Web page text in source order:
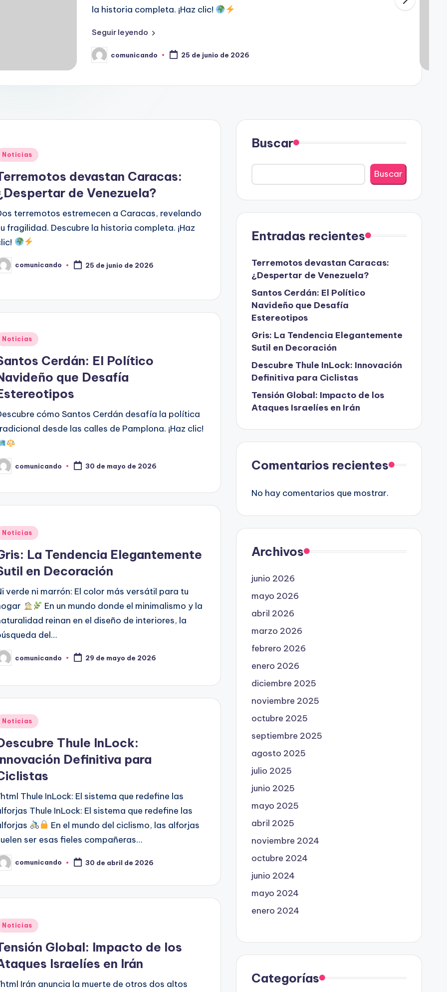
la historia completa. ¡Haz clic!
Seguir leyendo
Publicado
por
comunicando 25 de junio de 2026
Noticias
devastan Caracas:
de Venezuela?
terremotos estremecen a Caracas, revelando
fragilidad. Descubre la historia completa. ¡Haz
comunicando 25 de junio de 2026
Noticias
Cerdán: El Político
que Desafía
cómo Santos Cerdán desafía la política
desde las calles de Pamplona. ¡Haz clic!
comunicando 30 de mayo de 2026
Noticias
La Tendencia Elegantemente
en Decoración
verde ni marrón: El color más versátil para tu
En un mundo donde el minimalismo y la
reinan en el diseño de interiores, la
del…
comunicando 29 de mayo de 2026
Noticias
Thule InLock:
Definitiva para
Thule InLock: El sistema que redefine las
Thule InLock: El sistema que redefine las
En el mundo del ciclismo, las alforjas
ser esas fieles compañeras…
comunicando 30 de abril de 2026
Noticias
Global: Impacto de los
Israelíes en Irán
Irán anuncia la muerte de otros dos altos
Buscar
Buscar
Entradas recientes
Terremotos devastan Caracas:
¿Despertar de Venezuela?
Santos Cerdán: El Político
Navideño que Desafía
Estereotipos
Gris: La Tendencia Elegantemente
Sutil en Decoración
Descubre Thule InLock: Innovación
Definitiva para Ciclistas
Tensión Global: Impacto de los
Ataques Israelíes en Irán
Comentarios recientes
No hay comentarios que mostrar.
Archivos
junio 2026
mayo 2026
abril 2026
marzo 2026
febrero 2026
enero 2026
diciembre 2025
noviembre 2025
octubre 2025
septiembre 2025
agosto 2025
julio 2025
junio 2025
mayo 2025
abril 2025
noviembre 2024
octubre 2024
junio 2024
mayo 2024
enero 2024
Categorías